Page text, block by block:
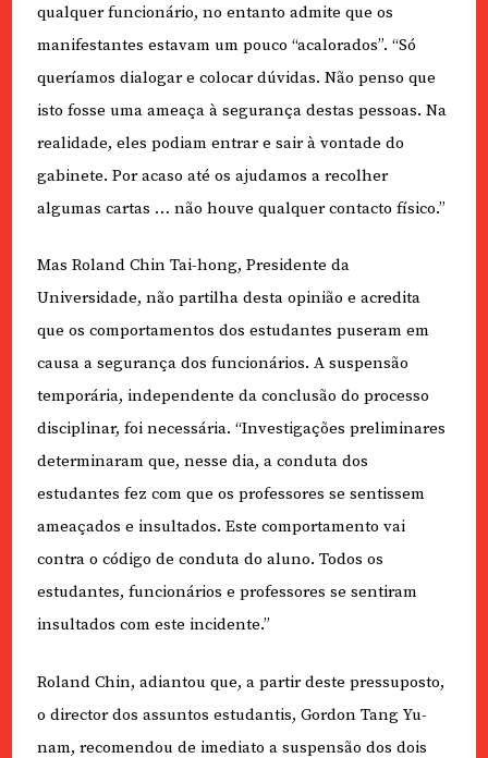
qualquer funcionário, no entanto admite que os
manifestantes estavam um pouco “acalorados”. “Só
queríamos dialogar e colocar dúvidas. Não penso que
isto fosse uma ameaça à segurança destas pessoas. Na
realidade, eles podiam entrar e sair à vontade do
gabinete. Por acaso até os ajudamos a recolher
algumas cartas … não houve qualquer contacto físico.”
Mas Roland Chin Tai-hong, Presidente da
Universidade, não partilha desta opinião e acredita
que os comportamentos dos estudantes puseram em
causa a segurança dos funcionários. A suspensão
temporária, independente da conclusão do processo
disciplinar, foi necessária. “Investigações preliminares
determinaram que, nesse dia, a conduta dos
estudantes fez com que os professores se sentissem
ameaçados e insultados. Este comportamento vai
contra o código de conduta do aluno. Todos os
estudantes, funcionários e professores se sentiram
insultados com este incidente.”
Roland Chin, adiantou que, a partir deste pressuposto,
o director dos assuntos estudantis, Gordon Tang Yu-
nam, recomendou de imediato a suspensão dos dois